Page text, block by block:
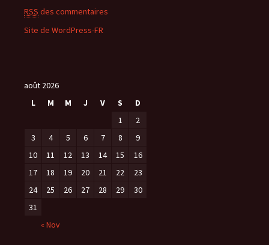
RSS des commentaires
Site de WordPress-FR
août 2026
L
M M J V S D
« Nov
1
2
3
4 5 6 7 8
9
10
11 12 13 14 15
16
17
18 19 20 21 22
23
24
25 26 27 28 29
30
31